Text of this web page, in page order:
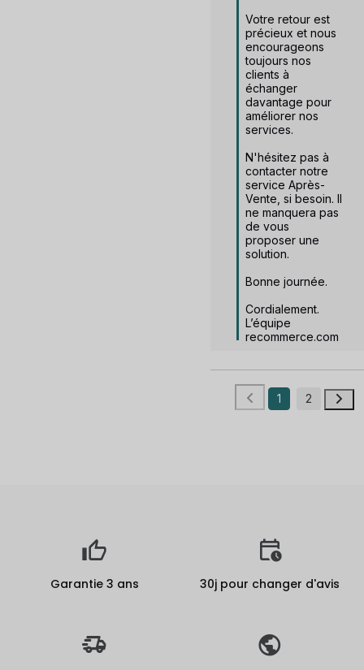
Votre retour est
précieux et nous
encourageons
toujours nos
clients à
échanger
davantage pour
améliorer nos
services.
N'hésitez pas à
contacter notre
service Après-
Vente, si besoin. Il
ne manquera pas
de vous
proposer une
solution.
Bonne journée.
Cordialement.
L’équipe
recommerce.com
1 2
Garantie 3 ans 30j pour changer d'avis